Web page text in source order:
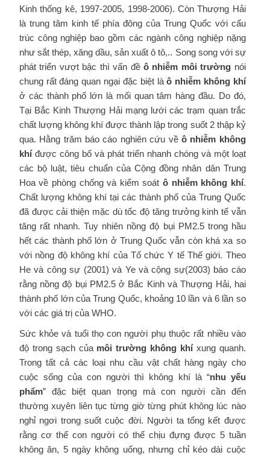
Kinh thống kê, 1997-2005, 1998-2006). Còn Thượng Hải
là trung tâm kinh tế phía đông của Trung Quốc với cấu
trúc công nghiệp bao gồm các ngành công nghiệp nặng
như sắt thép, xăng dầu, sản xuất ô tô,.. Song song với sự
phát triển vượt bậc thì vấn đềô nhiễm môi trường nói
chung rất đáng quan ngại đặc biệt làô nhiễm không khí
ở các thành phố lớn là mối quan tâm hàng đầu. Do đó,
Tại Bắc Kinh Thượng Hải mạng lưới các trạm quan trắc
chất lượng không khí được thành lập trong suốt 2 thập kỷ
qua. Hằng trăm báo cáo nghiên cứu vềô nhiễm không
khíđược công bố và phát triển nhanh chóng và một loạt
các bộ luật, tiêu chuẩn của Cộng đồng nhân dân Trung
Hoa về phòng chống và kiểm soátô nhiễm không khí.
Chất lượng không khí tại các thành phố của Trung Quốc
đã được cải thiện mặc dù tốc độ tăng trưởng kinh tế vẫn
tăng rất nhanh. Tuy nhiên nồng độ bụi PM2.5 trong hầu
hết các thành phố lớn ở Trung Quốc vẫn còn khá xa so
với nồng độ không khí của Tổ chức Y tế Thế giới. Theo
He và công sự (2001) và Ye và cộng sự(2003) báo cáo
rằng nồng độ bụi PM2.5 ở Bắc Kinh và Thượng Hải, hai
thành phố lớn của Trung Quốc, khoảng 10 lần và 6 lần so
với các giá trị của WHO.
Sức khỏe và tuổi thọ con người phụ thuộc rất nhiều vào
độ trong sạch của môi trường không khíxung quanh.
Trong tất cả các loại nhu cầu vật chất hàng ngày cho
cuộc sống của con người thì không khí là “nhu yếu
phẩm” đặc biệt quan trọng mà con người cần đến
thường xuyên liên tục từng giờ từng phút không lúc nào
nghỉ ngơi trong suốt cuộc đời. Người ta tổng kết được
rằng cơ thể con người có thể chịu đựng được 5 tuần
không ăn, 5 ngày không uống, nhưng chỉ kéo dài cuộc